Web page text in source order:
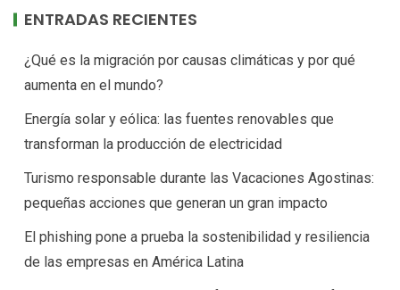
ENTRADAS RECIENTES
¿Qué es la migración por causas climáticas y por qué
aumenta en el mundo?
Energía solar y eólica: las fuentes renovables que
transforman la producción de electricidad
Turismo responsable durante las Vacaciones Agostinas:
pequeñas acciones que generan un gran impacto
El phishing pone a prueba la sostenibilidad y resiliencia
de las empresas en América Latina